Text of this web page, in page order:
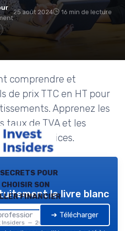
25 août 2024 16 min de lecture
comprendre et
de prix TTC en HT pour
Apprenez les
taux de TVA et les
et services.
pour
choisir son
financier
Insiders — 2026
le livre blanc
➔ Télécharger